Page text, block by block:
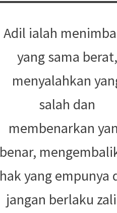
Adil ialah
yang sama berat,
menyalahkan
salah dan
membenarkan
benar,
hak yang empunya
jangan berlaku